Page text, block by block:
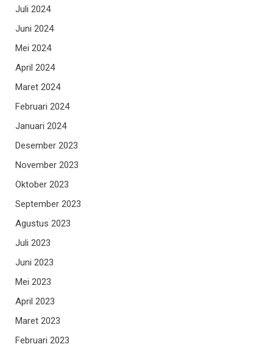
Juli 2024
Juni 2024
Mei 2024
April 2024
Maret 2024
Februari 2024
Januari 2024
Desember 2023
November 2023
Oktober 2023
September 2023
Agustus 2023
Juli 2023
Juni 2023
Mei 2023
April 2023
Maret 2023
Februari 2023